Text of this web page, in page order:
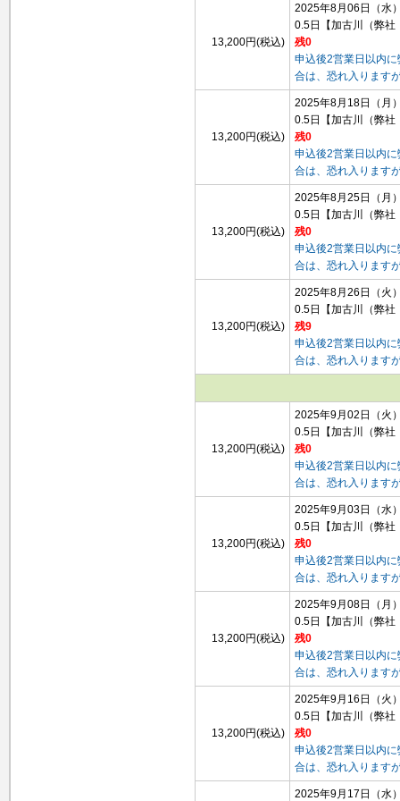
13,200円(税込)
2025年8月06日（水
0.5日
【加古川（弊
残0
申込後2営業日以内
合は、恐れ入ります
13,200円(税込)
2025年8月18日（月
0.5日
【加古川（弊
残0
申込後2営業日以内
合は、恐れ入ります
13,200円(税込)
2025年8月25日（月
0.5日
【加古川（弊
残0
申込後2営業日以内
合は、恐れ入ります
13,200円(税込)
2025年8月26日（火
0.5日
【加古川（弊
残9
申込後2営業日以内
合は、恐れ入ります
13,200円(税込)
2025年9月02日（火
0.5日
【加古川（弊
残0
申込後2営業日以内
合は、恐れ入ります
13,200円(税込)
2025年9月03日（水
0.5日
【加古川（弊
残0
申込後2営業日以内
合は、恐れ入ります
13,200円(税込)
2025年9月08日（月
0.5日
【加古川（弊
残0
申込後2営業日以内
合は、恐れ入ります
13,200円(税込)
2025年9月16日（火
0.5日
【加古川（弊
残0
申込後2営業日以内
合は、恐れ入ります
2025年9月17日（水